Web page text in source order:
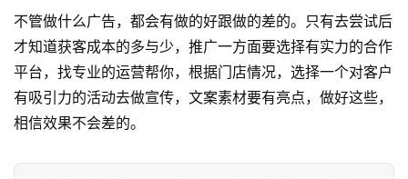
不管做什么广告，都会有做的好跟做的差的。只有去尝试后
才知道获客成本的多与少，推广一方面要选择有实力的合作
平台，找专业的运营帮你，根据门店情况，选择一个对客户
有吸引力的活动去做宣传，文案素材要有亮点，做好这些，
相信效果不会差的。